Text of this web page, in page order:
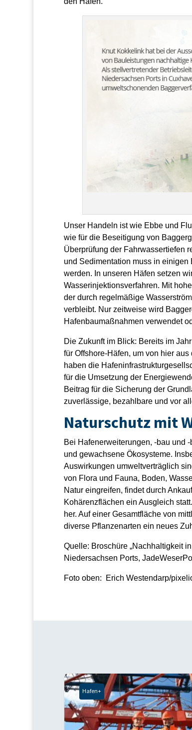
Unser Handeln ist wie Ebbe und
wie für die Beseitigung von
Überprüfung der Fahrwassertiefen
und Sedimentation muss in
werden. In unseren Häfen setzen
Wasserinjektionsverfahren. Mit
der durch regelmäßige
verbleibt. Nur zeitweise wird
Hafenbaumaßnahmen verwendet
Die Zukunft im Blick: Bereits im
für Offshore-Häfen, um von hier
haben die
für die Umsetzung der
Beitrag für die Sicherung der
zuverlässige, bezahlbare und vor
Naturschutz mit
Bei Hafenerweiterungen, -bau und
und gewachsene Ökosysteme.
Auswirkungen umweltver­träglich
von Flora und Fauna, Boden,
Natur ein­greifen, findet durch
Kohärenzflächen ein Ausgleich
her. Auf einer Gesamtfläche von
diverse Pflanzenarten ein neues
Quelle: Broschüre „Nachhaltigkeit
Niedersachsen Ports,
Foto oben: Erich Westendarp/
Hafen+